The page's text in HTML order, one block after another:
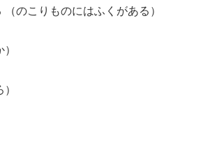
のこりものにはふくがある）